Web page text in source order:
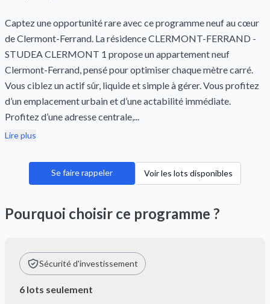
Captez une opportunité rare avec ce programme neuf au cœur
de Clermont-Ferrand. La résidence CLERMONT-FERRAND -
STUDEA CLERMONT 1 propose un appartement neuf
Clermont-Ferrand, pensé pour optimiser chaque mètre carré.
Vous ciblez un actif sûr, liquide et simple à gérer. Vous profitez
d’un emplacement urbain et d’une actabilité immédiate.
Profitez d’une adresse centrale,...
Lire plus
Se faire rappeler Voir les lots disponibles
Pourquoi choisir ce programme ?
Sécurité d'investissement
6 lots seulement